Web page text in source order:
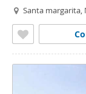
Santa margarita,